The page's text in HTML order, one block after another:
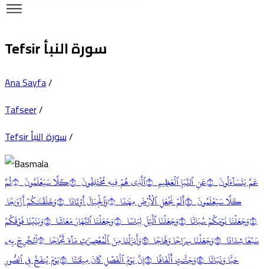
Tefsir سورة النبأ
Ana Sayfa/
Tafseer/
Tefsir سورة النبأ/
عَمَّ يَتَسَآءَلُونَ ١ عَنِ ٱلنَّبَإِ ٱلۡعَظِيمِ ٢ ٱلَّذِي هُمۡ فِيهِ مُخۡتَلِفُونَ ٣ كـَلَّا سَيَعۡلَمُونَ ٤ ثُمَّ
كـَلَّا سَيَعۡلَمُونَ ٥ أَلَمۡ نَجۡعَلِ ٱلۡأَرۡضَ مِهَٰدٗا ٦ وَٱلۡجِبَالَ أَوۡتَادٗا ٧ وَخَلَقۡنَٰكُمۡ أَزۡوَٰجٗا
٨وَجَعَلۡنَا نَوۡمَكُمۡ سُبَاتٗا ٩ وَجَعَلۡنَا ٱلَّيۡلَ لِبَاسٗا ١٠ وَجَعَلۡنَا ٱلنَّهَارَ مَعَاشٗا ١١ وَبَنَيۡنَا فَوۡقَكُمۡ
سَبۡعٗا شِدَادٗا ١٢ وَجَعَلۡنَا سِرَاجٗا وَهَّاجٗا ١٣ وَأَنزَلۡنَا مِنَ ٱلۡمُعۡصِرَٰتِ مَآءٗ ثَجَّاجٗا ١٤ لِّنُخۡرِجَ بِهِۦ
حَبّٗا وَنَبَاتٗا ١٥ وَجَنَّٰتٍ أَلۡفَافًا ١٦ إِنَّ يَوۡمَ ٱلۡفَصۡلِ كَانَ مِيقَٰتٗا ١٧ يَوۡمَ يُنفَخُ فِي ٱلصُّورِ